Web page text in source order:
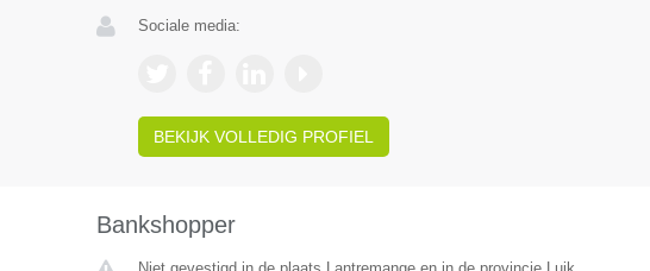
Sociale media:
BEKIJK VOLLEDIG PROFIEL
Bankshopper